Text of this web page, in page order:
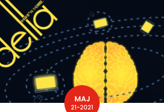
MAJ
21-2021